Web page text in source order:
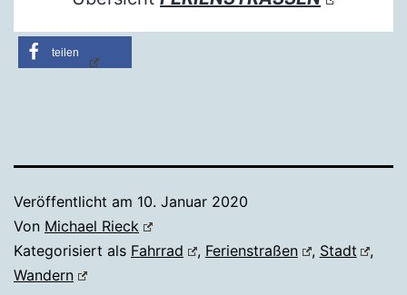
teilen
Veröffentlicht am 10. Januar 2020
Von Michael Rieck
Kategorisiert als Fahrrad , Ferienstraßen , Stadt
,
Wandern